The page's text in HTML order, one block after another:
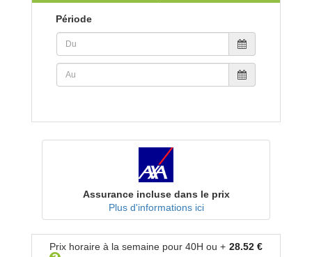
Période
Assurance incluse dans le prix
Plus d'informations ici
Prix horaire à la semaine pour 40H ou + 28.52 €